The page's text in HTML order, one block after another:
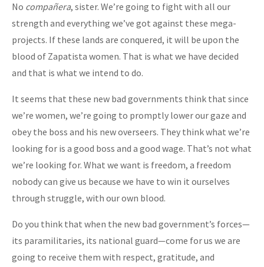
No compañera, sister. We’re going to fight with all our
strength and everything we’ve got against these mega-
projects. If these lands are conquered, it will be upon the
blood of Zapatista women. That is what we have decided
and that is what we intend to do.
It seems that these new bad governments think that since
we’re women, we’re going to promptly lower our gaze and
obey the boss and his new overseers. They think what we’re
looking for is a good boss and a good wage. That’s not what
we’re looking for. What we want is freedom, a freedom
nobody can give us because we have to win it ourselves
through struggle, with our own blood.
Do you think that when the new bad government’s forces—
its paramilitaries, its national guard—come for us we are
going to receive them with respect, gratitude, and